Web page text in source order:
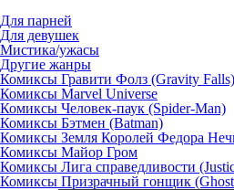
Для парней
Для девушек
Мистика/ужасы
Другие жанры
Комиксы Гравити Фолз (Gravity Falls)
Комиксы Marvel Universe
Комиксы Человек-паук (Spider-Man)
Комиксы Бэтмен (Batman)
Комиксы Земля Королей Федора
Комиксы Майор Гром
Комиксы Лига справедливости
Комиксы Призрачный гонщик